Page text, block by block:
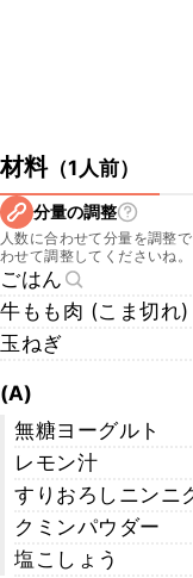
材料（1人前）
分量の調整
人数に合わせて分量を調整
わせて調整してくださいね。
ごはん
牛もも肉 (こま切れ)
玉ねぎ
(A)
無糖ヨーグルト
レモン汁
すりおろしニンニ
クミンパウダー
塩こしょう